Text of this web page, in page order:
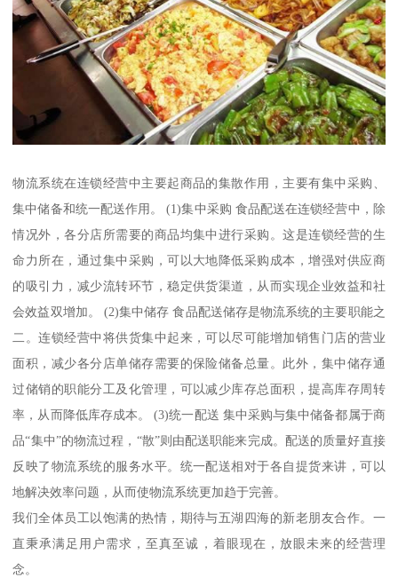
物流系统在连锁经营中主要起商品的集散作用，主要有集中采购、
集中储备和统一配送作用。 (1)集中采购 食品配送在连锁经营中，除
情况外，各分店所需要的商品均集中进行采购。这是连锁经营的生
命力所在，通过集中采购，可以大地降低采购成本，增强对供应商
的吸引力，减少流转环节，稳定供货渠道，从而实现企业效益和社
会效益双增加。 (2)集中储存 食品配送储存是物流系统的主要职能之
二。连锁经营中将供货集中起来，可以尽可能增加销售门店的营业
面积，减少各分店单储存需要的保险储备总量。此外，集中储存通
过储销的职能分工及化管理，可以减少库存总面积，提高库存周转
率，从而降低库存成本。 (3)统一配送 集中采购与集中储备都属于商
品“集中”的物流过程，“散”则由配送职能来完成。配送的质量好直接
反映了物流系统的服务水平。统一配送相对于各自提货来讲，可以
地解决效率问题，从而使物流系统更加趋于完善。
我们全体员工以饱满的热情，期待与五湖四海的新老朋友合作。一
直秉承满足用户需求，至真至诚，着眼现在，放眼未来的经营理
念。